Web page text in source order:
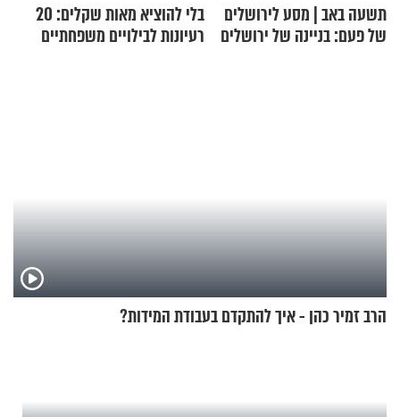
תשעה באב | מסע לירושלים
של פעם: בניינה של ירושלים
בלי להוציא מאות שקלים: 20
רעיונות לבילויים משפחתיים
הרב זמיר כהן - איך להתקדם בעבודת המידות?